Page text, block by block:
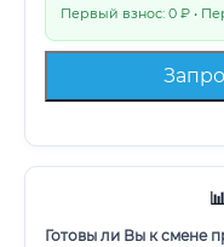
Первый взнос: 0 ₽ •
Готовы ли Вы к смене